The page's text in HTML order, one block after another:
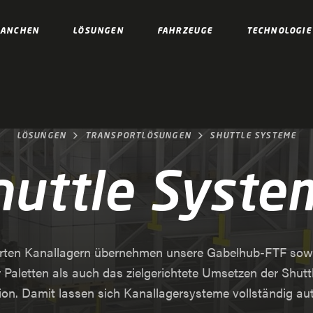
LÖSUNGEN FAHRZEUGE TECHNOLOGIE
LÖSUNGEN TRANSPORTLÖSUNGEN SHUTTLE SYSTEME
Kanallagern übernehmen unsere Gabelhub-FTF
als auch das zielgerichtete Umsetzen der
Damit lassen sich Kanallagersysteme vollständig